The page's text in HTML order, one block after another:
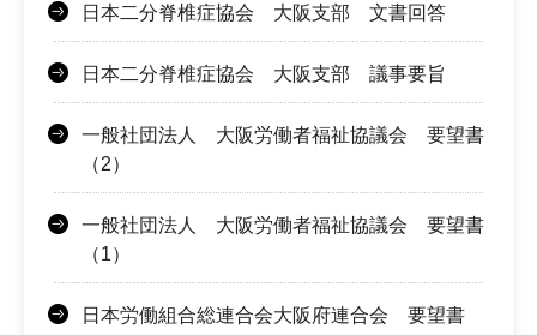
日本二分脊椎症協会 大阪支部 文書回答
日本二分脊椎症協会 大阪支部 議事要旨
一般社団法人 大阪労働者福祉協議会 要望書
（2）
一般社団法人 大阪労働者福祉協議会 要望書
（1）
日本労働組合総連合会大阪府連合会 要望書